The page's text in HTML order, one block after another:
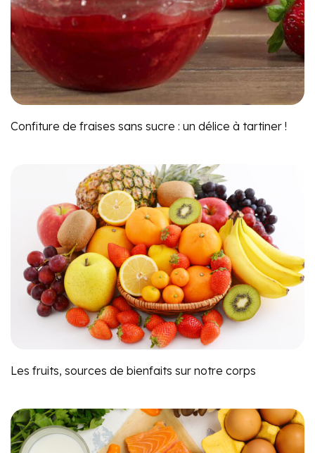
Confiture de fraises sans sucre : un délice à tartiner !
Les fruits, sources de bienfaits sur notre corps